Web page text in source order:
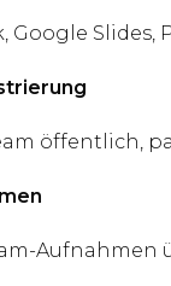
Google
öffentlich,